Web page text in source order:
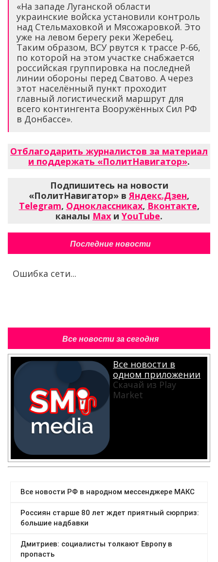
«На западе Луганской области
украинские войска установили контроль
над Стельмаховкой и Мясожаровкой. Это
уже на левом берегу реки Жеребец.
Таким образом, ВСУ рвутся к трассе Р-66,
по которой на этом участке снабжается
российская группировка на последней
линии обороны перед Сватово. А через
этот населённый пункт проходит
главный логистический маршрут для
всего контингента Вооружённых Сил РФ
в Донбассе».
Отблагодарить журналистов за материал
и поддержать «ПолитНавигатор».
Подпишитесь на новости
«ПолитНавигатор» вЯндекс.Дзен,
Telegram, Одноклассниках, Вконтакте,
каналы Max и YouTube.
Последние новости
Ошибка сети...
Все новости за сегодня
Все новости в
одном приложении
Скачай из Play
Market